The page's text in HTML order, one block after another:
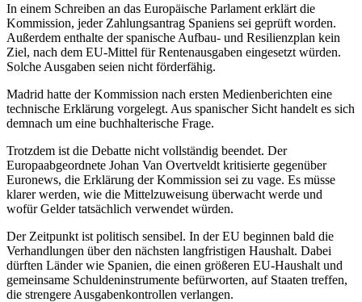
In einem Schreiben an das Europäische Parlament erklärt die
Kommission, jeder Zahlungsantrag Spaniens sei geprüft worden.
Außerdem enthalte der spanische Aufbau- und Resilienzplan kein
Ziel, nach dem EU-Mittel für Rentenausgaben eingesetzt würden.
Solche Ausgaben seien nicht förderfähig.
Madrid hatte der Kommission nach ersten Medienberichten eine
technische Erklärung vorgelegt. Aus spanischer Sicht handelt es sich
demnach um eine buchhalterische Frage.
Trotzdem ist die Debatte nicht vollständig beendet. Der
Europaabgeordnete Johan Van Overtveldt kritisierte gegenüber
Euronews, die Erklärung der Kommission sei zu vage. Es müsse
klarer werden, wie die Mittelzuweisung überwacht werde und
wofür Gelder tatsächlich verwendet würden.
Der Zeitpunkt ist politisch sensibel. In der EU beginnen bald die
Verhandlungen über den nächsten langfristigen Haushalt. Dabei
dürften Länder wie Spanien, die einen größeren EU-Haushalt und
gemeinsame Schuldeninstrumente befürworten, auf Staaten treffen,
die strengere Ausgabenkontrollen verlangen.